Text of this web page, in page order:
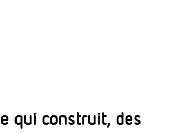
qui construit, des